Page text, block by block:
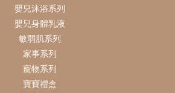
嬰兒沐浴系列
嬰兒身體乳液
敏弱肌系列
家事系列
寵物系列
寶寶禮盒